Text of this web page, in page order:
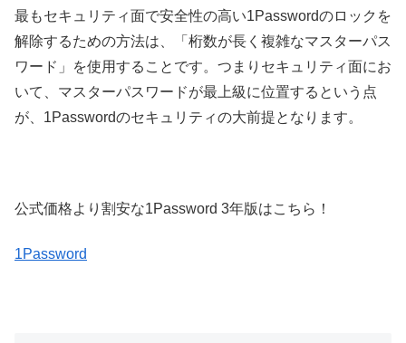
最もセキュリティ面で安全性の高い1Passwordのロックを
解除するための方法は、「桁数が長く複雑なマスターパス
ワード」を使用することです。つまりセキュリティ面にお
いて、マスターパスワードが最上級に位置するという点
が、1Passwordのセキュリティの大前提となります。
公式価格より割安な1Password 3年版はこちら！
1Password